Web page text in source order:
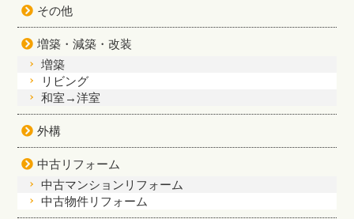
その他
増築・減築・改装
増築
リビング
和室→洋室
外構
中古リフォーム
中古マンションリフォーム
中古物件リフォーム